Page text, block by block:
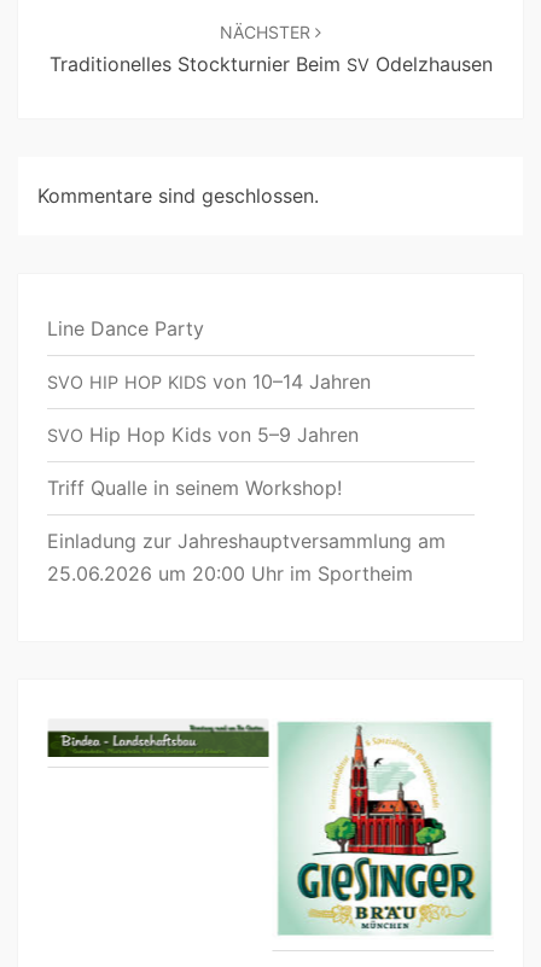
NÄCHSTER
Traditionelles Stockturnier Beim SVOdelzhausen
Kommentare sind geschlossen.
Line Dance Party
SVO HIP HOP KIDS von 10–14 Jahren
SVO Hip Hop Kids von 5–9 Jahren
Triff Qualle in seinem Workshop!
Einladung zur Jahreshauptversammlung am
25.06.2026 um 20:00 Uhr im Sportheim